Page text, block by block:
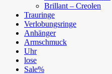
Brillant – Creolen
Trauringe
Verlobungsringe
Anhänger
Armschmuck
Uhr
lose
Sale%